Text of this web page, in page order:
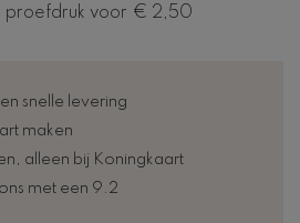
proefdruk voor € 2,50
snelle levering
maken
alleen bij Koningkaart
met een 9.2